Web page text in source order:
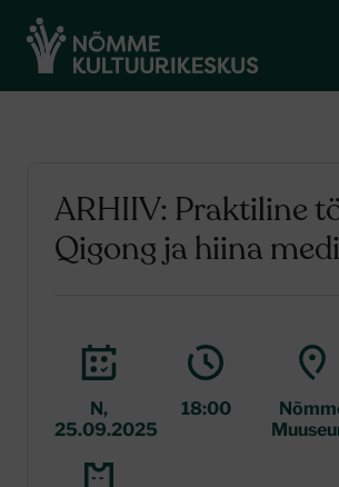
ARHIIV: Praktiline
Qigong ja hiina
N,
25.09.2025
18:00